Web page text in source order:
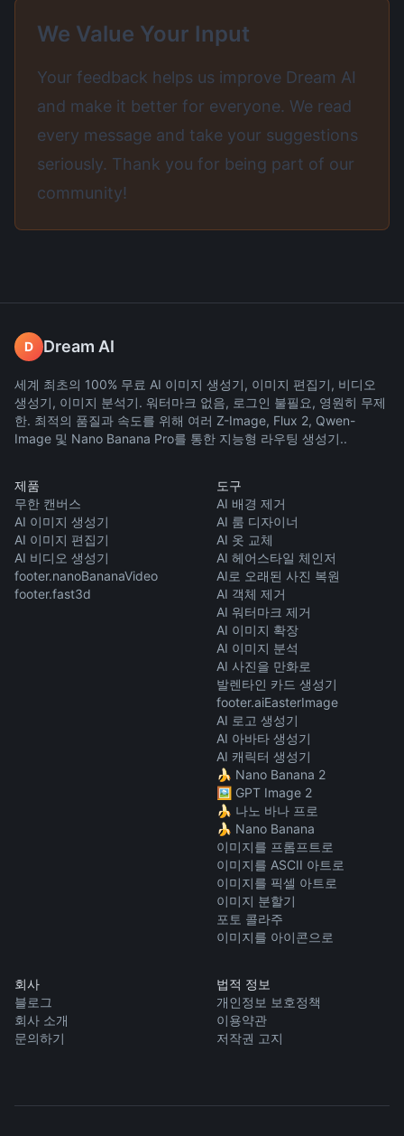
We Value Your Input
Your feedback helps us improve Dream AI
and make it better for everyone. We read
every message and take your suggestions
seriously. Thank you for being part of our
community!
D Dream AI
세계 최초의 100% 무료 AI 이미지 생성기, 이미지 편집기, 비디오
생성기, 이미지 분석기. 워터마크 없음, 로그인 불필요, 영원히 무제
한. 최적의 품질과 속도를 위해 여러 Z-Image, Flux 2, Qwen-
Image 및 Nano Banana Pro를 통한 지능형 라우팅 생성기..
제품
무한 캔버스
AI 이미지 생성기
AI 이미지 편집기
AI 비디오 생성기
footer.nanoBananaVideo
footer.fast3d
도구
AI 배경 제거
AI 룸 디자이너
AI 옷 교체
AI 헤어스타일 체인저
AI로 오래된 사진 복원
AI 객체 제거
AI 워터마크 제거
AI 이미지 확장
AI 이미지 분석
AI 사진을 만화로
발렌타인 카드 생성기
footer.aiEasterImage
AI 로고 생성기
AI 아바타 생성기
AI 캐릭터 생성기
🍌 Nano Banana 2
🖼️ GPT Image 2
🍌 나노 바나 프로
🍌 Nano Banana
이미지를 프롬프트로
이미지를 ASCII 아트로
이미지를 픽셀 아트로
이미지 분할기
포토 콜라주
이미지를 아이콘으로
회사
블로그
회사 소개
문의하기
법적 정보
개인정보 보호정책
이용약관
저작권 고지